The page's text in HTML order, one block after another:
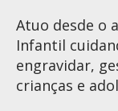
Atuo desde o
Infantil
engravidar,
crianças e